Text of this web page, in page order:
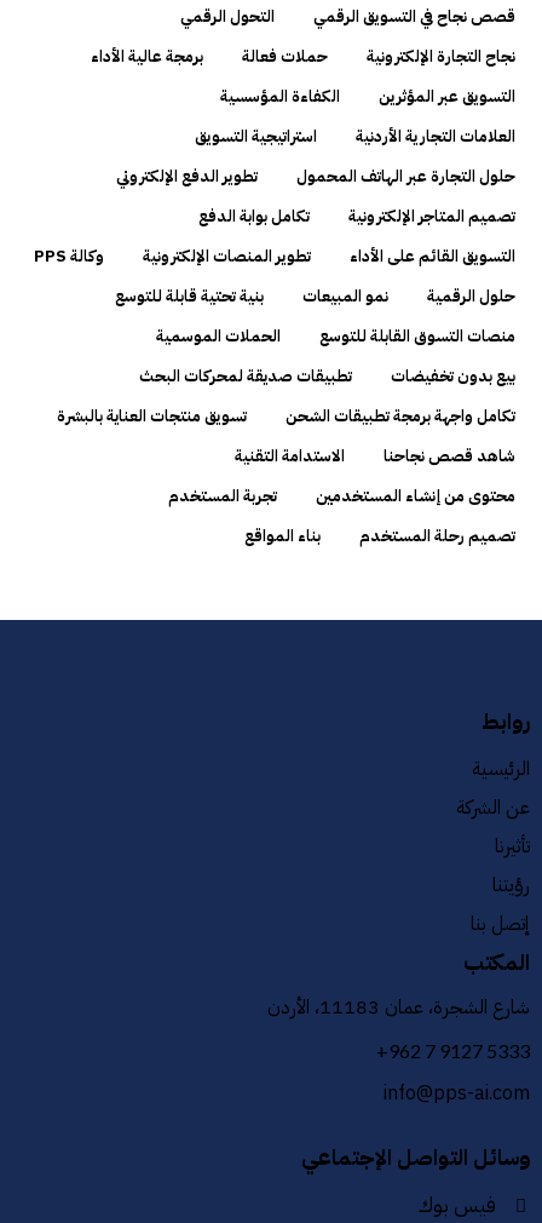
قصص نجاح في التسويق الرقمي
التحول الرقمي
نجاح التجارة الإلكترونية
حملات فعالة
برمجة عالية الأداء
التسويق عبر المؤثرين
الكفاءة المؤسسية
العلامات التجارية الأردنية
استراتيجية التسويق
حلول التجارة عبر الهاتف المحمول
تطوير الدفع الإلكتروني
تصميم المتاجر الإلكترونية
تكامل بوابة الدفع
التسويق القائم على الأداء
تطوير المنصات الإلكترونية
وكالة PPS
حلول الرقمية
نمو المبيعات
بنية تحتية قابلة للتوسع
منصات التسوق القابلة للتوسع
الحملات الموسمية
بيع بدون تخفيضات
تطبيقات صديقة لمحركات البحث
تكامل واجهة برمجة تطبيقات الشحن
تسويق منتجات العناية بالبشرة
شاهد قصص نجاحنا
الاستدامة التقنية
محتوى من إنشاء المستخدمين
تجربة المستخدم
تصميم رحلة المستخدم
بناء المواقع
روابط
الرئيسية
عن الشركة
تأثيرنا
رؤيتنا
إتصل بنا
المكتب
شارع الشجرة، عمان 11183، الأردن
+962 7 9127 5333
info@pps-ai.com
وسائل التواصل الإجتماعي
فيس بوك